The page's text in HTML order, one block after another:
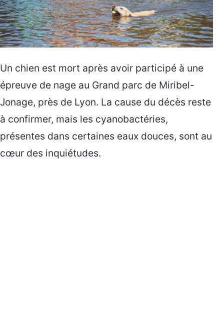
Un chien est mort après avoir participé à une
épreuve de nage au Grand parc de Miribel-
Jonage, près de Lyon. La cause du décès reste
à confirmer, mais les cyanobactéries,
présentes dans certaines eaux douces, sont au
cœur des inquiétudes.